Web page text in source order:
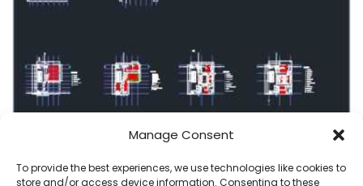
Manage Consent
To provide the best experiences, we use technologies like cookies to
store and/or access device information. Consenting to these